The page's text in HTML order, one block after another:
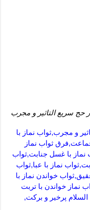
حج سریع التاثیر و مجرب
و مجرب,ثواب نماز با
ثواب نماز
نماز با غسل جنابت,ثواب
نماز با عبا,ثواب
خواندن نماز با
نماز خواندن با تربت
السلام پرخیر و برکت,